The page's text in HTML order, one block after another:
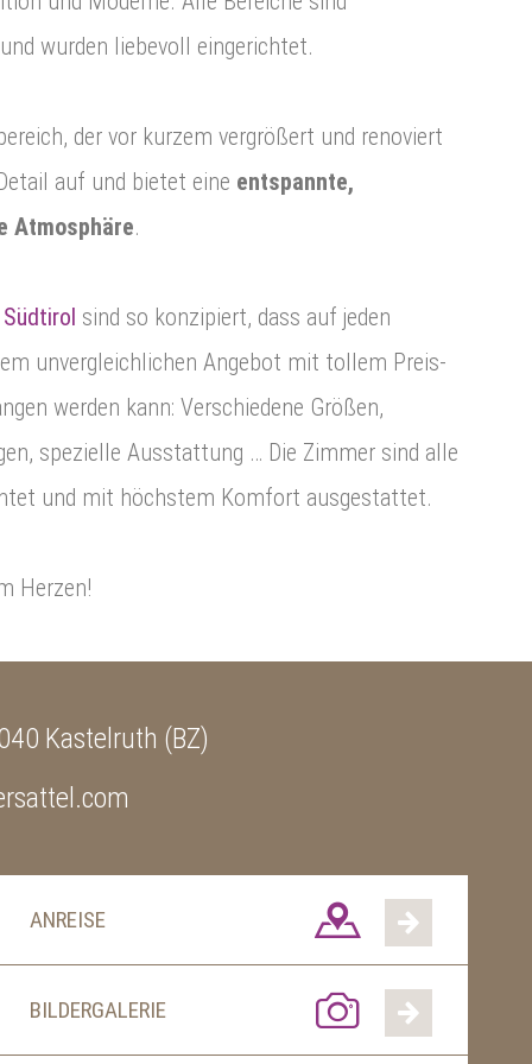
wurden liebevoll eingerichtet.
der vor kurzem vergrößert und renoviert
auf und bietet eine entspannte,
Atmosphäre.
sind so konzipiert, dass auf jeden
unvergleichlichen Angebot mit tollem Preis-
werden kann: Verschiedene Größen,
spezielle Ausstattung … Die Zimmer sind alle
und mit höchstem Komfort ausgestattet.
Herzen!
Kastelruth (BZ)
ANREISE
BILDERGALERIE